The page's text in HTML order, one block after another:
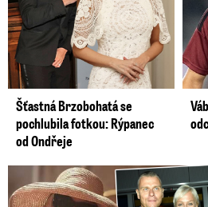
Šťastná Brzobohatá se
pochlubila fotkou: Rýpanec
od Ondřeje
Tohle tělo nahradilo Belo: Nová